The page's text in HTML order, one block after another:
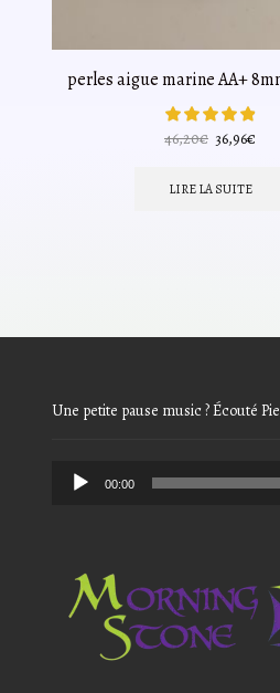
perles aigue marine AA+
46,20€ Le
initial
36,96€
LIRE LA SUITE
Une petite pause music ? Écouté
Audio
00:00